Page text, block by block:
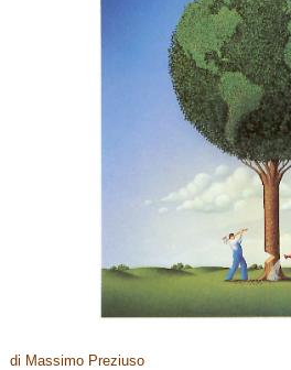
di Massimo Preziuso